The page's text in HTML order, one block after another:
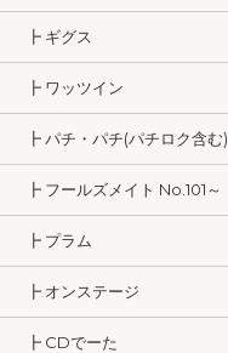
┣ ギグス
┣ ワッツイン
┣ パチ・パチ(パチロク含む)
┣ フールズメイト No.101～
┣ プラム
┣ オンステージ
┣ CDでーた